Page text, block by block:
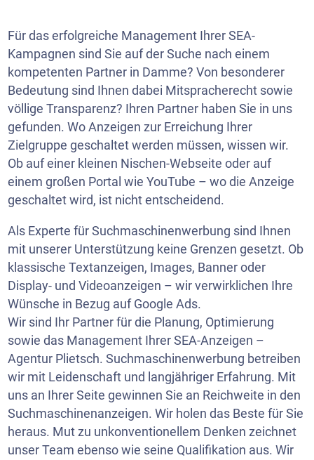
Für das erfolgreiche Management Ihrer SEA-
Kampagnen sind Sie auf der Suche nach einem
kompetenten Partner in Damme? Von besonderer
Bedeutung sind Ihnen dabei Mitspracherecht sowie
völlige Transparenz? Ihren Partner haben Sie in uns
gefunden. Wo Anzeigen zur Erreichung Ihrer
Zielgruppe geschaltet werden müssen, wissen wir.
Ob auf einer kleinen Nischen-Webseite oder auf
einem großen Portal wieYouTube – wo die Anzeige
geschaltet wird, ist nicht entscheidend.
Als Experte für Suchmaschinenwerbung sind Ihnen
mit unserer Unterstützung keine Grenzen gesetzt. Ob
klassische Textanzeigen, Images, Banner oder
Display- und Videoanzeigen – wir verwirklichen Ihre
Wünsche in Bezug auf Google Ads.
Wir sind Ihr Partner für die Planung, Optimierung
sowie das Management Ihrer SEA-Anzeigen –
Agentur Plietsch. Suchmaschinenwerbung betreiben
wir mit Leidenschaft und langjähriger Erfahrung. Mit
uns an Ihrer Seite gewinnen Sie an Reichweite in den
Suchmaschinenanzeigen. Wir holen das Beste für Sie
heraus. Mut zu unkonventionellem Denken zeichnet
unser Team ebenso wie seine Qualifikation aus. Wir